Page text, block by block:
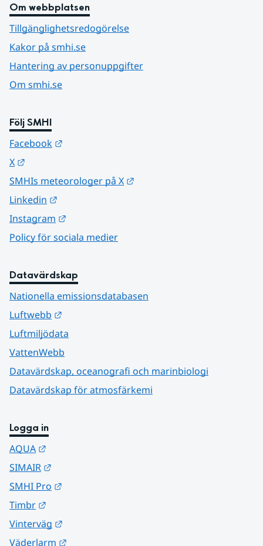
Om webbplatsen
Tillgänglighetsredogörelse
Kakor på smhi.se
Hantering av personuppgifter
Om smhi.se
Följ SMHI
Facebook
X
SMHIs meteorologer på X
Linkedin
Instagram
Policy för sociala medier
Datavärdskap
Nationella emissionsdatabasen
Luftwebb
Luftmiljödata
VattenWebb
Datavärdskap, oceanografi och marinbiologi
Datavärdskap för atmosfärkemi
Logga in
AQUA
SIMAIR
SMHI Pro
Timbr
Vinterväg
Väderlarm